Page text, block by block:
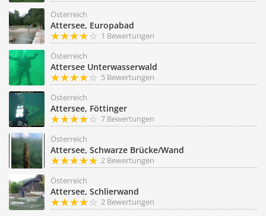
Österreich
Attersee, Europabad
1 Bewertungen
Österreich
Attersee Unterwasserwald
5 Bewertungen
Österreich
Attersee, Föttinger
7 Bewertungen
Österreich
Attersee, Schwarze Brücke/Wand
2 Bewertungen
Österreich
Attersee, Schlierwand
2 Bewertungen